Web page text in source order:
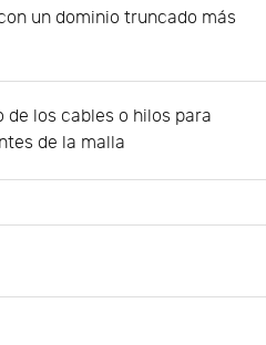
un dominio truncado más
los cables o hilos para
de la malla